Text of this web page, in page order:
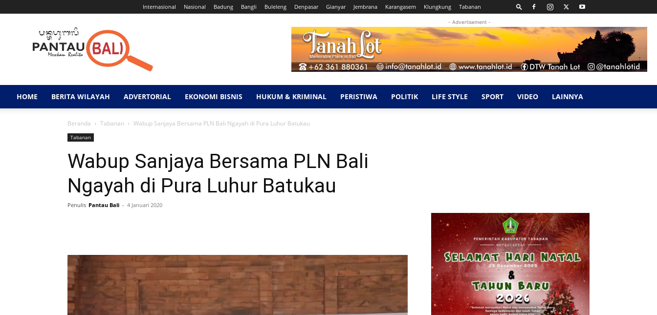
Internasional Nasional Badung Bangli Buleleng Denpasar Gianyar Jembrana Karangasem Klungkung Tabanan
Pantau
Bali
- Advertisement -
HOME BERITA WILAYAH ADVERTORIAL EKONOMI BISNIS HUKUM & KRIMINAL PERISTIWA POLITIK LIFE STYLE SPORT VIDEO LAINNYA
Beranda Tabanan Wabup Sanjaya Bersama PLN Bali Ngayah di Pura Luhur Batukau
Tabanan
Wabup Sanjaya Bersama PLN Bali
Ngayah di Pura Luhur Batukau
Penulis Pantau Bali - 4 Januari 2020